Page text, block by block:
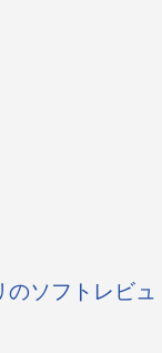
のソフトレビュ